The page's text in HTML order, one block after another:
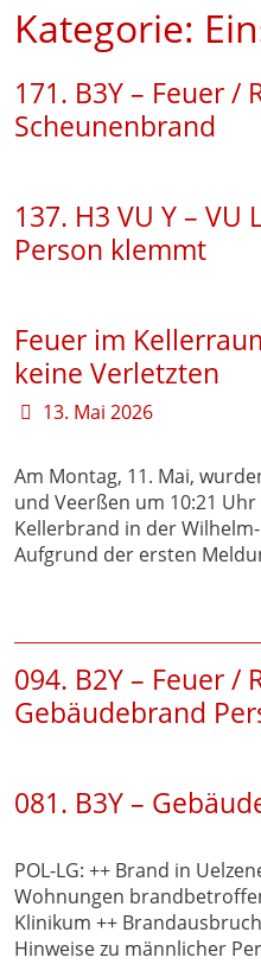
Kategorie:
171. B3Y – Feuer
Scheunenbrand
137. H3 VU Y – VU
Person klemmt
Feuer im
keine Verletzten
13. Mai 2026
Am Montag, 11. Mai,
und Veerßen um 10:21
Kellerbrand in der
Aufgrund der ersten
094. B2Y – Feuer
Gebäudebrand
081. B3Y –
POL-LG: ++ Brand in
Wohnungen
Klinikum ++
Hinweise zu männlicher